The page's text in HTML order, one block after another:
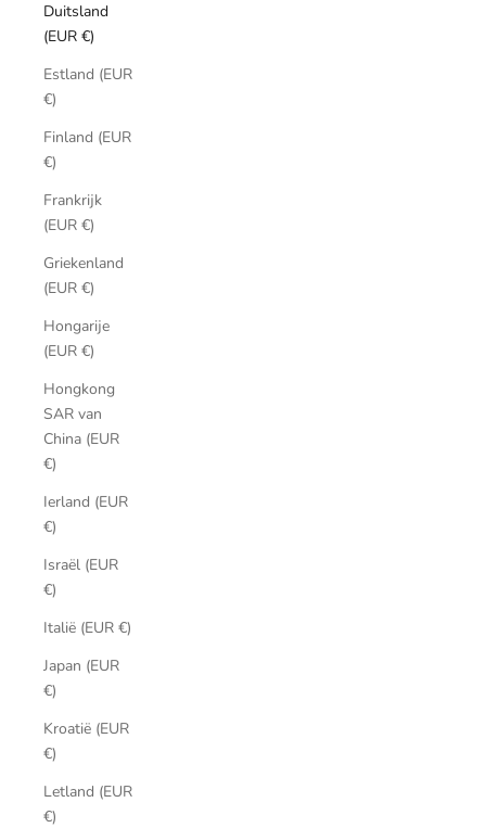
Duitsland
(EUR €)
Estland (EUR
€)
Finland (EUR
€)
Frankrijk
(EUR €)
Griekenland
(EUR €)
Hongarije
(EUR €)
Hongkong
SAR van
China (EUR
€)
Ierland (EUR
€)
Israël (EUR
€)
Italië (EUR €)
Japan (EUR
€)
Kroatië (EUR
€)
Letland (EUR
€)